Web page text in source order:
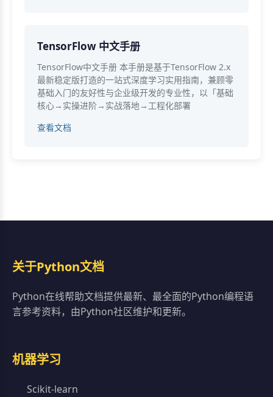
TensorFlow 中文手册
TensorFlow中文手册 本手册是基于TensorFlow 2.x
最新稳定版打造的一站式深度学习实用指南，兼顾零
基础入门的友好性与企业级开发的专业性，以「基础
核心→实操进阶→实战落地→工程化部署
查看文档
关于Python文档
Python在线帮助文档提供最新、最全面的Python编程语
言参考资料，由Python社区维护和更新。
机器学习
Scikit-learn